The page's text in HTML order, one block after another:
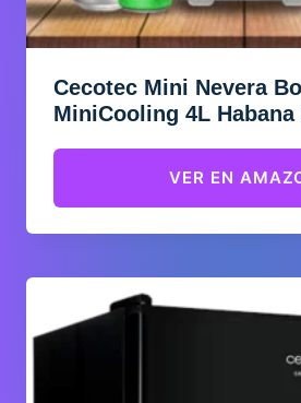
Cecotec Mini Nevera
MiniCooling 4L Habana
VER EN